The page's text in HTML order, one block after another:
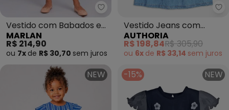
Marlan - Vestido com Babados
Vestido com Babados e
Mangas Amplas (Azul)
MARLAN
R$ 214,90
ou 7x de R$ 30,70 sem juros
Vestido Jeans com
Lastex (Azul)
AUTHORIA
R$ 198,84R$ 305,90
ou 6x de R$ 33,14 sem juros
NEW -15% NEW